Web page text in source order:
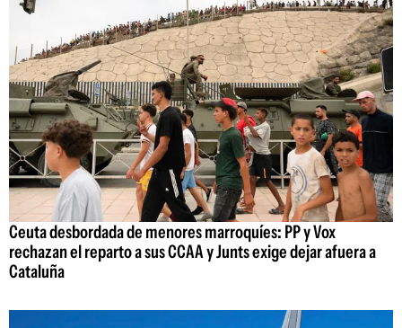
Ceuta desbordada de menores marroquíes: PP y Vox
rechazan el reparto a sus CCAA y Junts exige dejar afuera a
Cataluña